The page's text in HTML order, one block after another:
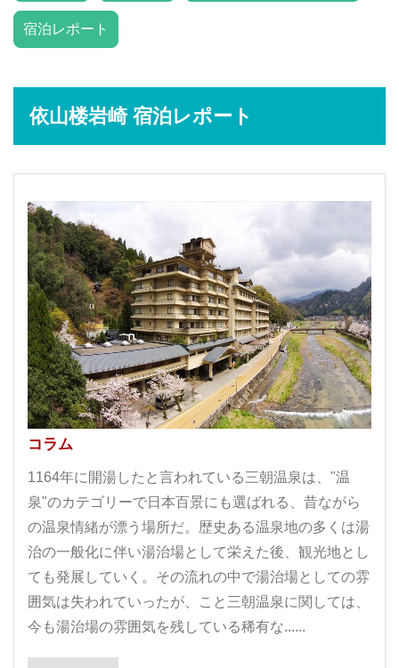
宿泊レポート
依山楼岩崎 宿泊レポート
コラム
1164年に開湯したと言われている三朝温泉は、"温
泉"のカテゴリーで日本百景にも選ばれる、昔ながら
の温泉情緒が漂う場所だ。歴史ある温泉地の多くは湯
治の一般化に伴い湯治場として栄えた後、観光地とし
ても発展していく。その流れの中で湯治場としての雰
囲気は失われていったが、こと三朝温泉に関しては、
今も湯治場の雰囲気を残している稀有な......